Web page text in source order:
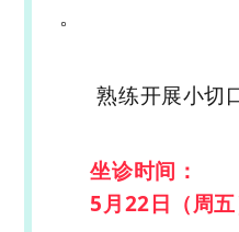
。
熟练开展小切
坐诊时间：
5月22日（周